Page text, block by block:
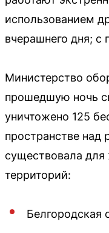
использованием
вчерашнего дня; с
Министерство
прошедшую ночь
уничтожено 125
пространстве над
существовала
территорий:
Белгородская